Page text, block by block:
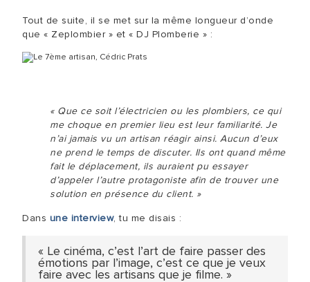
Tout de suite, il se met sur la même longueur d’onde
que « Zeplombier » et « DJ Plomberie » :
« Que ce soit l’électricien ou les plombiers, ce qui
me choque en premier lieu est leur familiarité. Je
n’ai jamais vu un artisan réagir ainsi. Aucun d’eux
ne prend le temps de discuter. Ils ont quand même
fait le déplacement, ils auraient pu essayer
d’appeler l’autre protagoniste afin de trouver une
solution en présence du client. »
Dans une interview, tu me disais :
« Le cinéma, c’est l’art de faire passer des
émotions par l’image, c’est ce que je veux
faire avec les artisans que je filme. »